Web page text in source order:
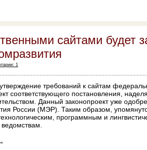
сайтами будет
1
требований к сайтам
соответствующего постановления,
Данный законопроект уже
России (МЭР). Таким образом,
программным и